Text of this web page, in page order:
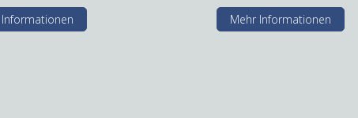
Mehr Informationen